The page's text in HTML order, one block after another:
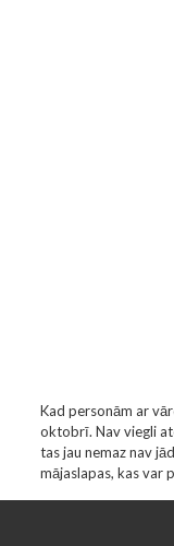
Kad personām ar
oktobrī. Nav viegli
tas jau nemaz nav
mājaslapas, kas var